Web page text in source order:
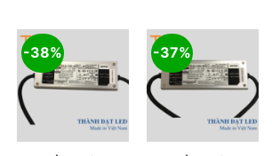
-38% -37%